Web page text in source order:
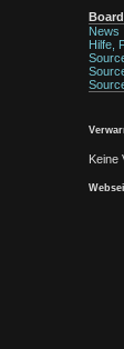
Board
News
Hilfe,
Keine